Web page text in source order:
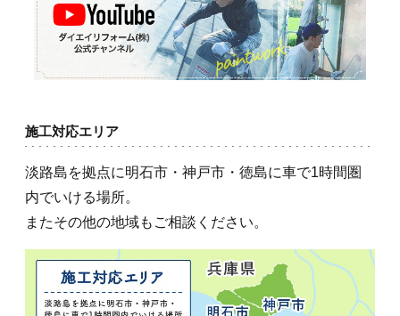
施工対応エリア
淡路島を拠点に明石市・神戸市・徳島に車で1時間圏
内でいける場所。
またその他の地域もご相談ください。